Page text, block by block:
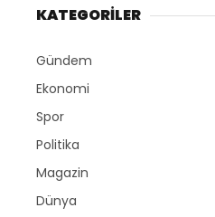
KATEGORİLER
Gündem
Ekonomi
Spor
Politika
Magazin
Dünya